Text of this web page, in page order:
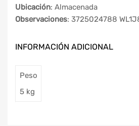
Ubicación: Almacenada
Observaciones: 3725024788
INFORMACIÓN ADICIONAL
Peso
5 kg